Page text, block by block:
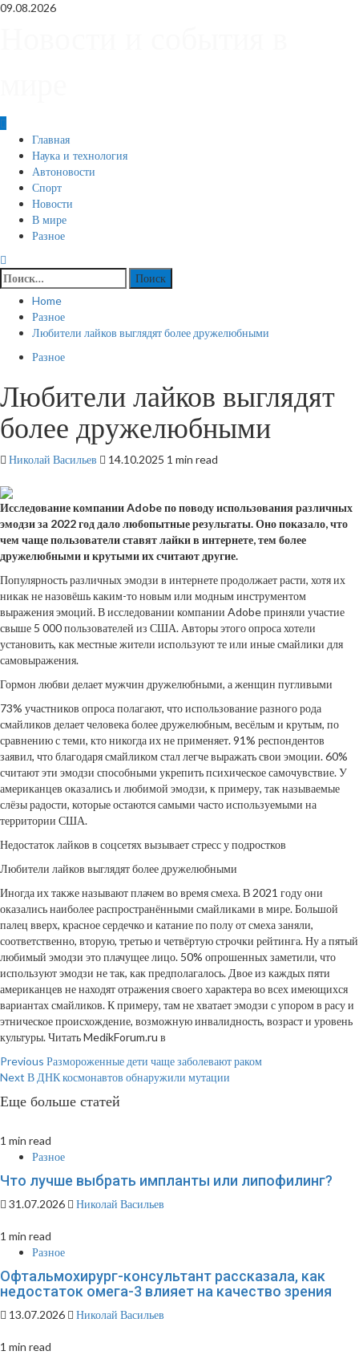
Skip
09.08.2026
Primary
Menu
Главная
Наука и технология
Автоновости
Спорт
Новости
В мире
Разное
Найти:
Home
Разное
Любители лайков выглядят более дружелюбными
Разное
Любители лайков выглядят
более дружелюбными
Николай Васильев 14.10.2025 1 min read
Исследование компании Adobe по поводу использования различных
эмодзи за 2022 год дало любопытные результаты. Оно показало, что
чем чаще пользователи ставят лайки в интернете, тем более
дружелюбными и крутыми их считают другие.
Популярность различных эмодзи в интернете продолжает расти, хотя их
никак не назовёшь каким-то новым или модным инструментом
выражения эмоций. В исследовании компании Adobe приняли участие
свыше 5 000 пользователей из США. Авторы этого опроса хотели
установить, как местные жители используют те или иные смайлики для
самовыражения.
Гормон любви делает мужчин дружелюбными, а женщин пугливыми
73% участников опроса полагают, что использование разного рода
смайликов делает человека более дружелюбным, весёлым и крутым, по
сравнению с теми, кто никогда их не применяет. 91% респондентов
заявил, что благодаря смайликом стал легче выражать свои эмоции. 60%
считают эти эмодзи способными укрепить психическое самочувствие. У
американцев оказались и любимой эмодзи, к примеру, так называемые
слёзы радости, которые остаются самыми часто используемыми на
территории США.
Недостаток лайков в соцсетях вызывает стресс у подростков
Любители лайков выглядят более дружелюбными
Иногда их также называют плачем во время смеха. В 2021 году они
оказались наиболее распространёнными смайликами в мире. Большой
палец вверх, красное сердечко и катание по полу от смеха заняли,
соответственно, вторую, третью и четвёртую строчки рейтинга. Ну а пятый
любимый эмодзи это плачущее лицо. 50% опрошенных заметили, что
используют эмодзи не так, как предполагалось. Двое из каждых пяти
американцев не находят отражения своего характера во всех имеющихся
вариантах смайликов. К примеру, там не хватает эмодзи с упором в расу и
этническое происхождение, возможную инвалидность, возраст и уровень
культуры.Читать MedikForum.ru в
Continue
Reading
Previous Размороженные дети чаще заболевают раком
Next В ДНК космонавтов обнаружили мутации
Еще больше статей
1 min read
Разное
Что лучше выбрать импланты или липофилинг?
31.07.2026 Николай Васильев
1 min read
Разное
Офтальмохирург-консультант рассказала, как
недостаток омега-3 влияет на качество зрения
13.07.2026 Николай Васильев
1 min read